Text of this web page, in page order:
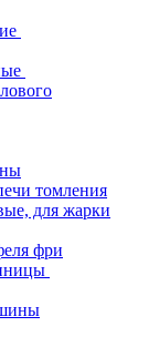
томления
для жарки
фри